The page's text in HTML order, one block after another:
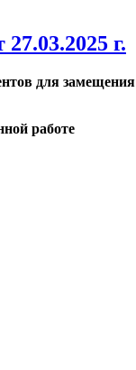
г.
для замещения
работе